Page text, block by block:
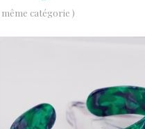
catégorie )